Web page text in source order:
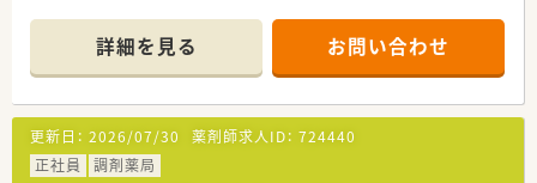
で、薬剤師が患者様との対話に専念できる体制づくりを大切にし
ています。
■患者様に安心して快適に過ごしていただくための環境づくり
を重視し、店舗のバリアフリー化や、プライバシーに配慮した間
仕切り付きの相談カウンター、キッズスペースなどを完備してい
ます。
詳細を見る お問い合わせ
更新日： 2026/07/30 薬剤師求人ID： 724440
正社員
調剤薬局